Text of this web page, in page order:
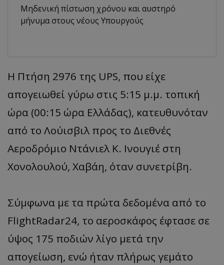
Μηδενική πίστωση χρόνου και αυστηρό
μήνυμα στους νέους Υπουργούς
Η Πτήση 2976 της UPS, που είχε
απογειωθεί γύρω στις 5:15 μ.μ. τοπική
ώρα (00:15 ώρα Ελλάδας), κατευθυνόταν
από το Λούισβιλ προς το Διεθνές
Αεροδρόμιο Ντάνιελ Κ. Ινουγιέ στη
Χονολουλού, Χαβάη, όταν συνετρίβη.
Σύμφωνα με τα πρώτα δεδομένα από το
FlightRadar24, το αεροσκάφος έφτασε σε
ύψος 175 ποδιών λίγο μετά την
απογείωση, ενώ ήταν πλήρως γεμάτο